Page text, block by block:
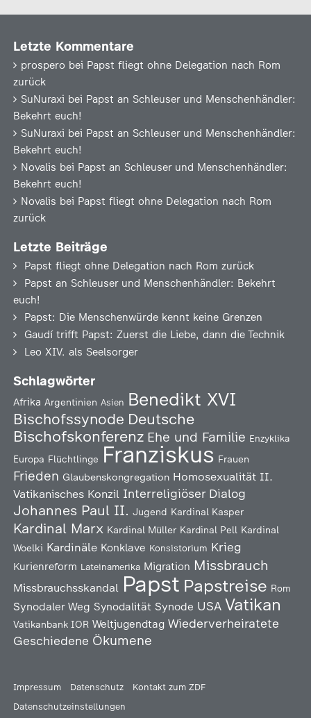
Letzte Kommentare
prospero bei Papst fliegt ohne Delegation nach Rom
zurück
SuNuraxi bei Papst an Schleuser und Menschenhändler:
Bekehrt euch!
SuNuraxi bei Papst an Schleuser und Menschenhändler:
Bekehrt euch!
Novalis bei Papst an Schleuser und Menschenhändler:
Bekehrt euch!
Novalis bei Papst fliegt ohne Delegation nach Rom
zurück
Letzte Beiträge
Papst fliegt ohne Delegation nach Rom zurück
Papst an Schleuser und Menschenhändler: Bekehrt
euch!
Papst: Die Menschenwürde kennt keine Grenzen
Gaudí trifft Papst: Zuerst die Liebe, dann die Technik
Leo XIV. als Seelsorger
Schlagwörter
Afrika Argentinien Asien Benedikt XVI
Bischofssynode Deutsche
Bischofskonferenz Ehe und Familie Enzyklika
Europa Flüchtlinge Franziskus Frauen
Frieden Glaubenskongregation Homosexualität II.
Vatikanisches Konzil Interreligiöser Dialog
Johannes Paul II. Jugend Kardinal Kasper
Kardinal Marx Kardinal Müller Kardinal Pell Kardinal
Woelki Kardinäle Konklave Konsistorium Krieg
Kurienreform Lateinamerika Migration Missbrauch
Missbrauchsskandal Papst Papstreise Rom
Synodaler Weg Synodalität Synode USA Vatikan
Vatikanbank IOR Weltjugendtag Wiederverheiratete
Geschiedene Ökumene
Impressum Datenschutz
Kontakt zum ZDF
Datenschutzeinstellungen